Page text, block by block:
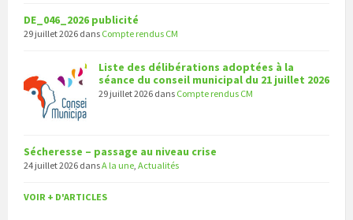
DE_046_2026 publicité
29 juillet 2026 dans Compte rendus CM
Liste des délibérations adoptées à la
séance du conseil municipal du 21 juillet 2026
29 juillet 2026 dans Compte rendus CM
Sécheresse – passage au niveau crise
24 juillet 2026 dansA la une Actualités
VOIR + D'ARTICLES